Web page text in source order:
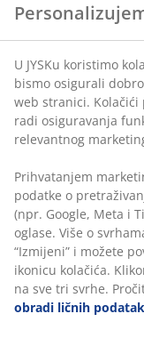
U JYSKu koristimo
bismo osigurali
web stranici.
radi osiguravanja
relevantnog
Prihvatanjem
podatke o
(npr. Google, Meta i
oglase. Više o
“Izmijeni” i možete
ikonicu kolačića.
na sve tri svrhe.
obradi ličnih